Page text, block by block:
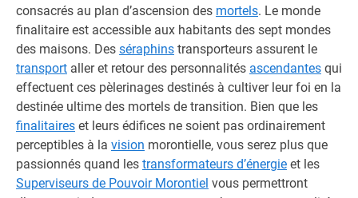
consacrés au plan d’ascension des mortels. Le monde
finalitaire est accessible aux habitants des sept mondes
des maisons. Des séraphins transporteurs assurent le
transport aller et retour des personnalités ascendantes qui
effectuent ces pèlerinages destinés à cultiver leur foi en la
destinée ultime des mortels de transition. Bien que les
finalitaires et leurs édifices ne soient pas ordinairement
perceptibles à la vision morontielle, vous serez plus que
passionnés quand les transformateurs d’énergie et les
Superviseurs de Pouvoir Morontiel vous permettront